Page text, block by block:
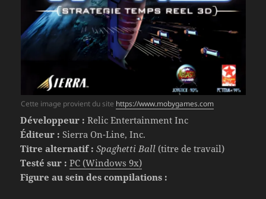
Cette image provient du site https://www.mobygames.com
Développeur : Relic Entertainment Inc
Éditeur : Sierra On-Line, Inc.
Titre alternatif : Spaghetti Ball (titre de travail)
Testé sur : PC (Windows 9x)
Figure au sein des compilations :